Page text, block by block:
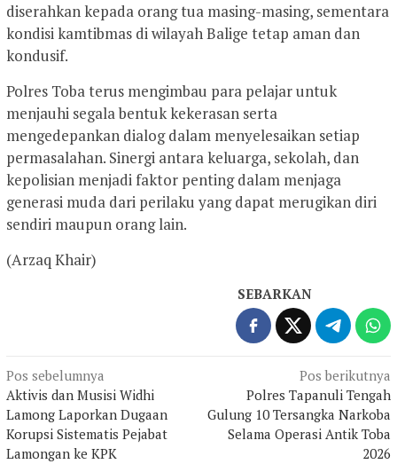
diserahkan kepada orang tua masing-masing, sementara
kondisi kamtibmas di wilayah Balige tetap aman dan
kondusif.
Polres Toba terus mengimbau para pelajar untuk
menjauhi segala bentuk kekerasan serta
mengedepankan dialog dalam menyelesaikan setiap
permasalahan. Sinergi antara keluarga, sekolah, dan
kepolisian menjadi faktor penting dalam menjaga
generasi muda dari perilaku yang dapat merugikan diri
sendiri maupun orang lain.
(Arzaq Khair)
SEBARKAN
Navigasi
pos
Pos sebelumnya
Aktivis dan Musisi Widhi
Lamong Laporkan Dugaan
Korupsi Sistematis Pejabat
Lamongan ke KPK
Pos berikutnya
Polres Tapanuli Tengah
Gulung 10 Tersangka Narkoba
Selama Operasi Antik Toba
2026